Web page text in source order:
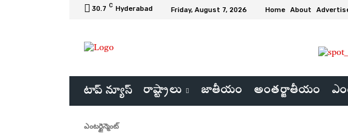
30.7 C Hyderabad Friday, August 7, 2026 Home About
టాప్ న్యూస్ రాష్ట్రాలు జాతీయం అంతర్జాతీయం
ఎంటర్టైన్మెంట్